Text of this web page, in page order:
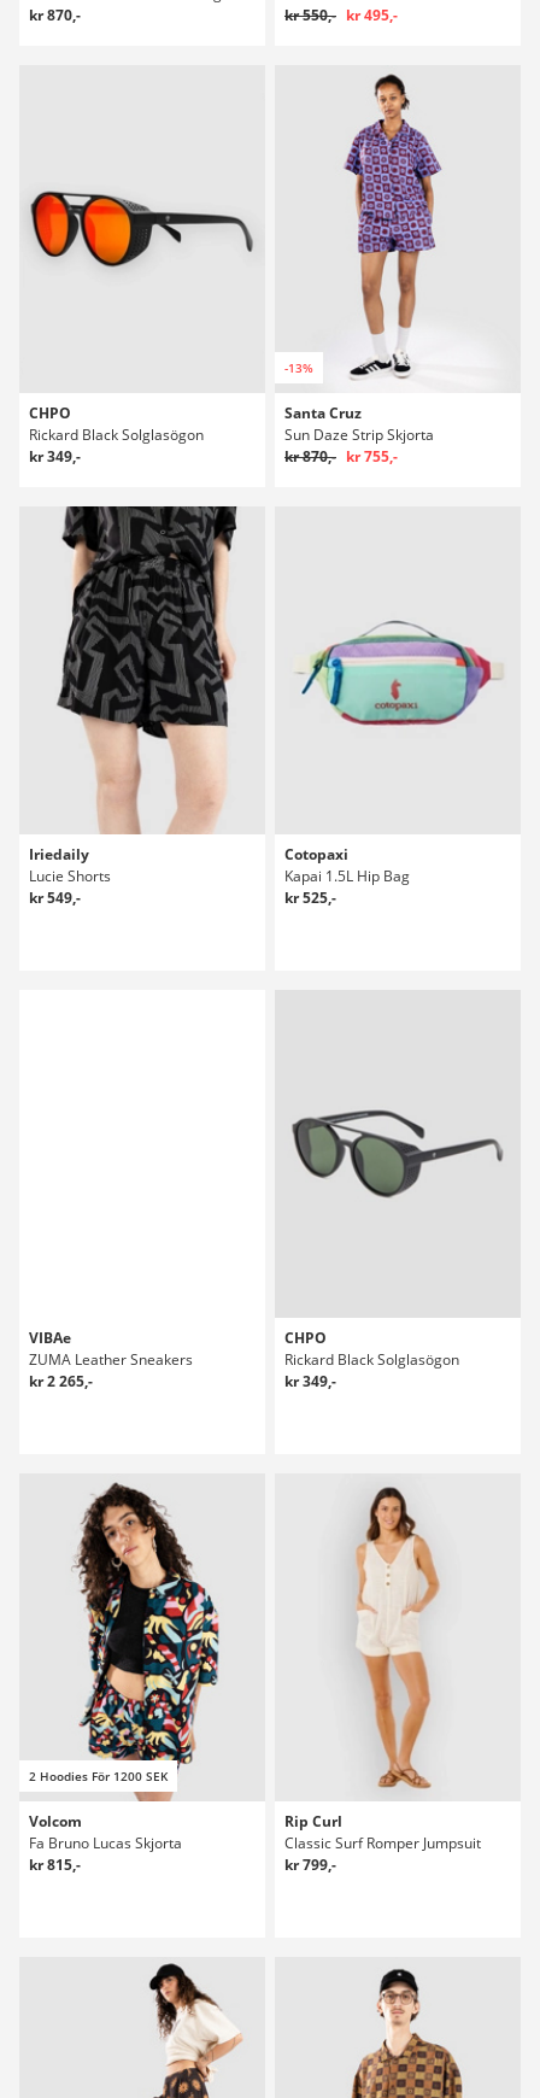
kr 870,-
kr 550,- kr 495,-
CHPO
Rickard Black Solglasögon
kr 349,-
-13%
Santa Cruz
Sun Daze Strip Skjorta
kr 870,- kr 755,-
Iriedaily
Lucie Shorts
kr 549,-
Cotopaxi
Kapai 1.5L Hip Bag
kr 525,-
VIBAe
ZUMA Leather Sneakers
kr 2 265,-
CHPO
Rickard Black Solglasögon
kr 349,-
2 Hoodies För 1200 SEK
Volcom
Fa Bruno Lucas Skjorta
kr 815,-
Rip Curl
Classic Surf Romper Jumpsuit
kr 799,-